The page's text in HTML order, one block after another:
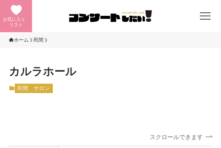
お気に入り
リスト
ホーム 民間
カルラホール
民間 サロン
スクロールできます